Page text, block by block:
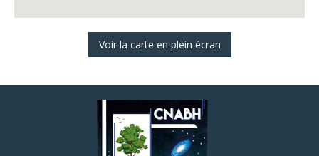
Voir la carte en plein écran